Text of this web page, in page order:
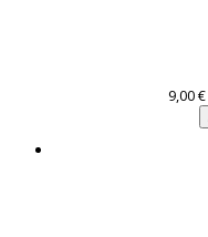
9,00 €